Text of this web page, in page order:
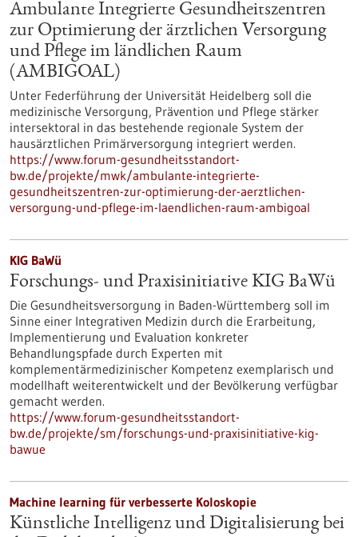
Ambulante Integrierte Gesundheitszentren
zur Optimierung der ärztlichen Versorgung
und Pflege im ländlichen Raum
(AMBIGOAL)
Unter Federführung der Universität Heidelberg soll die
medizinische Versorgung, Prävention und Pflege stärker
intersektoral in das bestehende regionale System der
hausärztlichen Primärversorgung integriert werden.
https://www.forum-gesundheitsstandort-
bw.de/projekte/mwk/ambulante-integrierte-
gesundheitszentren-zur-optimierung-der-aerztlichen-
versorgung-und-pflege-im-laendlichen-raum-ambigoal
KIG BaWü
Forschungs- und Praxisinitiative KIG BaWü
Die Gesundheitsversorgung in Baden-Württemberg soll im
Sinne einer Integrativen Medizin durch die Erarbeitung,
Implementierung und Evaluation konkreter
Behandlungspfade durch Experten mit
komplementärmedizinischer Kompetenz exemplarisch und
modellhaft weiterentwickelt und der Bevölkerung verfügbar
gemacht werden.
https://www.forum-gesundheitsstandort-
bw.de/projekte/sm/forschungs-und-praxisinitiative-kig-
bawue
Machine learning für verbesserte Koloskopie
Künstliche Intelligenz und Digitalisierung bei